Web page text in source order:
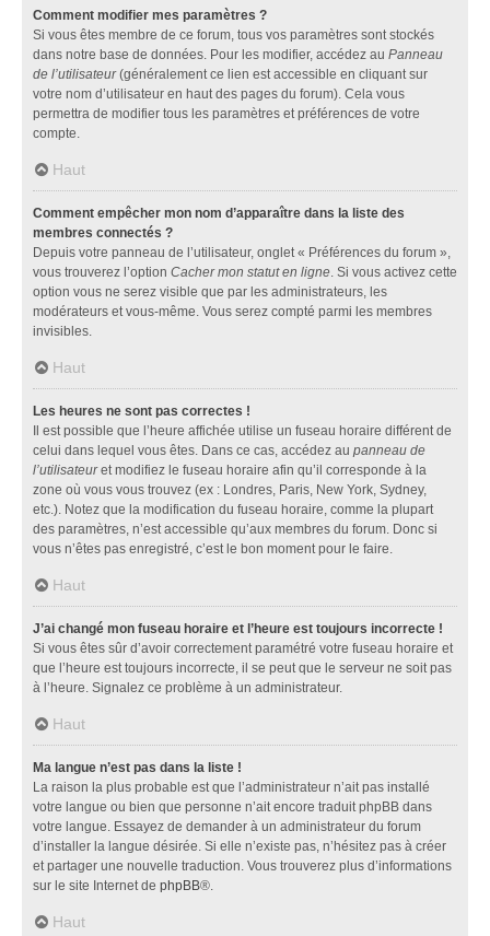
Comment modifier mes paramètres ?
Si vous êtes membre de ce forum, tous vos paramètres sont stockés
dans notre base de données. Pour les modifier, accédez au Panneau
de l’utilisateur(généralement ce lien est accessible en cliquant sur
votre nom d’utilisateur en haut des pages du forum). Cela vous
permettra de modifier tous les paramètres et préférences de votre
compte.
Haut
Comment empêcher mon nom d’apparaître dans la liste des
membres connectés ?
Depuis votre panneau de l’utilisateur, onglet « Préférences du forum »,
vous trouverez l’option Cacher mon statut en ligne. Si vous activez cette
option vous ne serez visible que par les administrateurs, les
modérateurs et vous-même. Vous serez compté parmi les membres
invisibles.
Haut
Les heures ne sont pas correctes !
Il est possible que l’heure affichée utilise un fuseau horaire différent de
celui dans lequel vous êtes. Dans ce cas, accédez au panneau de
l’utilisateuret modifiez le fuseau horaire afin qu’il corresponde à la
zone où vous vous trouvez (ex : Londres, Paris, New York, Sydney,
etc.). Notez que la modification du fuseau horaire, comme la plupart
des paramètres, n’est accessible qu’aux membres du forum. Donc si
vous n’êtes pas enregistré, c’est le bon moment pour le faire.
Haut
J’ai changé mon fuseau horaire et l’heure est toujours incorrecte !
Si vous êtes sûr d’avoir correctement paramétré votre fuseau horaire et
que l’heure est toujours incorrecte, il se peut que le serveur ne soit pas
à l’heure. Signalez ce problème à un administrateur.
Haut
Ma langue n’est pas dans la liste !
La raison la plus probable est que l’administrateur n’ait pas installé
votre langue ou bien que personne n’ait encore traduit phpBB dans
votre langue. Essayez de demander à un administrateur du forum
d’installer la langue désirée. Si elle n’existe pas, n’hésitez pas à créer
et partager une nouvelle traduction. Vous trouverez plus d’informations
sur le site Internet de phpBB®.
Haut